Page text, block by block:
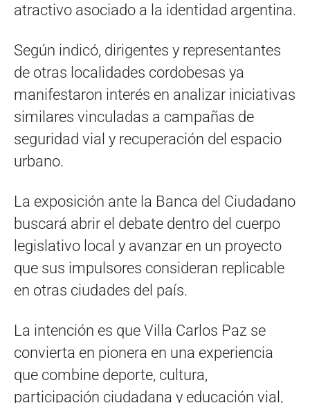
atractivo asociado a la identidad argentina.
Según indicó, dirigentes y representantes
de otras localidades cordobesas ya
manifestaron interés en analizar iniciativas
similares vinculadas a campañas de
seguridad vial y recuperación del espacio
urbano.
La exposición ante la Banca del Ciudadano
buscará abrir el debate dentro del cuerpo
legislativo local y avanzar en un proyecto
que sus impulsores consideran replicable
en otras ciudades del país.
La intención es que Villa Carlos Paz se
convierta en pionera en una experiencia
que combine deporte, cultura,
participación ciudadana y educación vial,